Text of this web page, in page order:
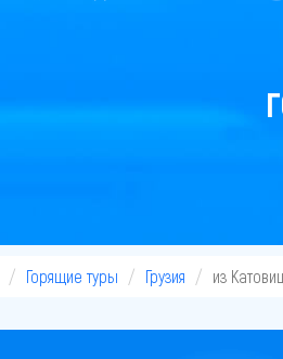
Горящие туры Грузия из